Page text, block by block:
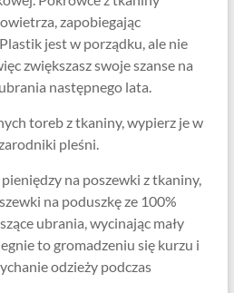
zapobiegając
jest w porządku, ale nie
zwiększasz swoje szanse na
następnego lata.
toreb z tkaniny, wypierz je w
pleśni.
na poszewki z tkaniny,
na poduszkę ze 100%
ubrania, wycinając mały
to gromadzeniu się kurzu i
odzieży podczas